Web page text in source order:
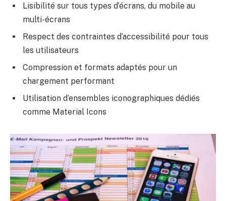
Lisibilité sur tous types d’écrans, du mobile au
multi-écrans
Respect des contraintes d’accessibilité pour tous
les utilisateurs
Compression et formats adaptés pour un
chargement performant
Utilisation d’ensembles iconographiques dédiés
comme Material Icons